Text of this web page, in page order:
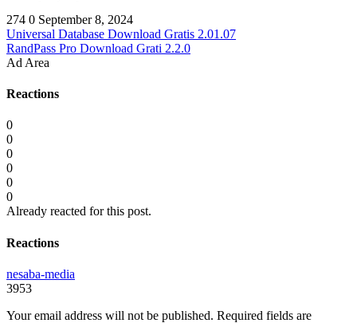
274 0 September 8, 2024
Universal Database Download Gratis 2.01.07
RandPass Pro Download Grati 2.2.0
Ad Area
Reactions
0
0
0
0
0
0
Already reacted for this post.
Reactions
nesaba-media
3953
Your email address will not be published. Required fields are